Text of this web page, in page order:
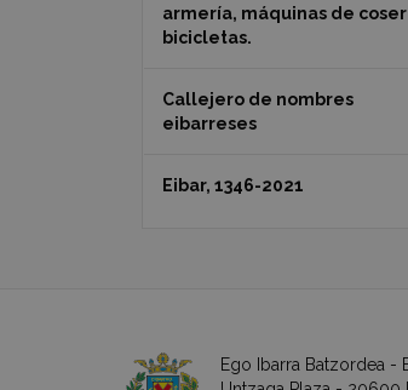
armería, máquinas de coser
bicicletas.
Callejero de nombres
eibarreses
Eibar, 1346-2021
Ego Ibarra Batzordea -